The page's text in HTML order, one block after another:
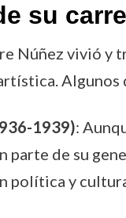
su
Núñez vivió y
1939):
de su
política y